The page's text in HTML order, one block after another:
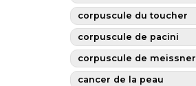
corpuscule du toucher
corpuscule de pacini
corpuscule de meissner
cancer de la peau